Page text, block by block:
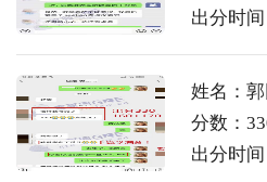
出分时间
姓名：
分数：
出分时